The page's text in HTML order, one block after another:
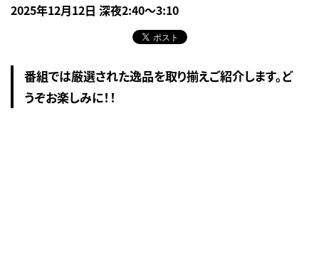
2025年12月12日 深夜2:40～3:10
番組では厳選された逸品を取り揃えご紹介します。ど
うぞお楽しみに！！